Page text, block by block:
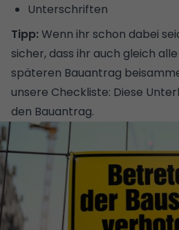
Unterschriften
Tipp: Wenn ihr schon dabei
sicher, dass ihr auch gleich
späteren Bauantrag
unsere Checkliste: Diese
den Bauantrag.